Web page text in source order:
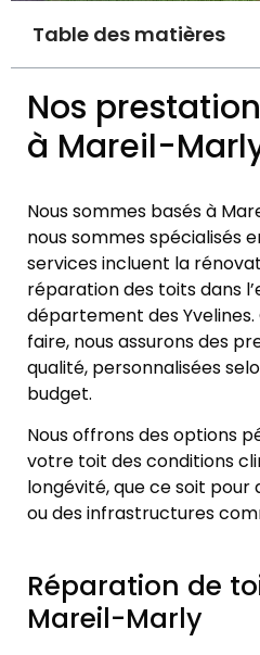
Table des matières
Nos
à Mareil-
Nous sommes basés à
nous sommes spécialisés
services incluent la
réparation des toits dans
département des
faire, nous assurons des
qualité, personnalisées
budget.
Nous offrons des options
votre toit des conditions
longévité, que ce soit pour
ou des infrastructures
Réparation de
Mareil-Marly